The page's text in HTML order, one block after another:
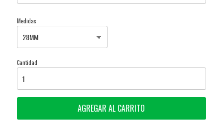
Medidas
Cantidad
AGREGAR AL CARRITO